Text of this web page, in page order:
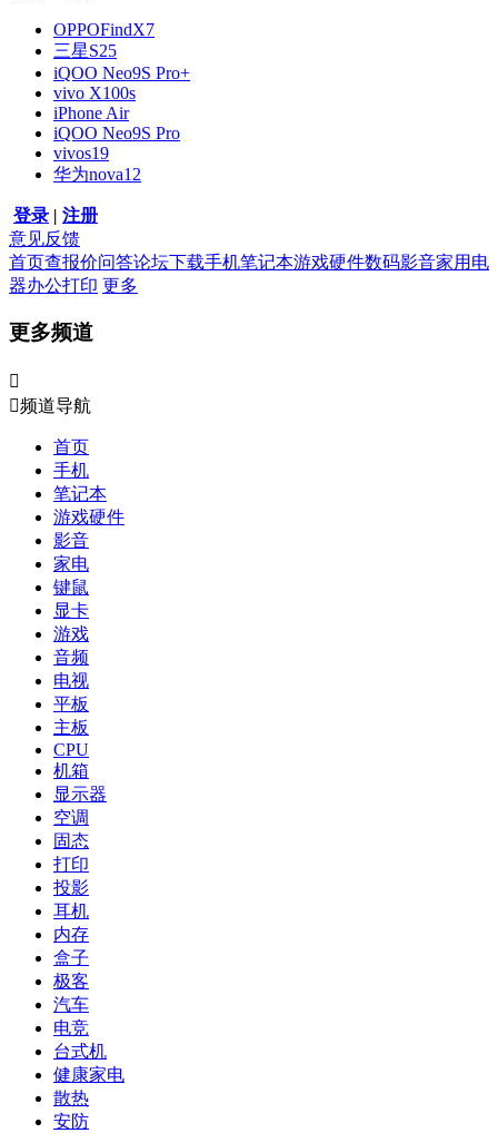
OPPOFindX7
三星S25
iQOO Neo9S Pro+
vivo X100s
iPhone Air
iQOO Neo9S Pro
vivos19
华为nova12
登录 | 注册
意见反馈
首页查报价问答论坛下载手机笔记本游戏硬件数码影音家用电
器办公打印 更多
更多频道

频道导航
首页
手机
笔记本
游戏硬件
影音
家电
键鼠
显卡
游戏
音频
电视
平板
主板
CPU
机箱
显示器
空调
固态
打印
投影
耳机
内存
盒子
极客
汽车
电竞
台式机
健康家电
散热
安防